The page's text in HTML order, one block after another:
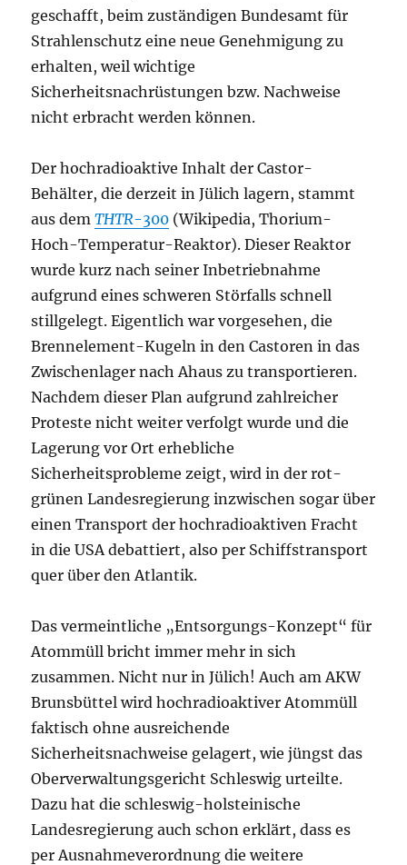
geschafft, beim zuständigen Bundesamt für
Strahlenschutz eine neue Genehmigung zu
erhalten, weil wichtige
Sicherheitsnachrüstungen bzw. Nachweise
nicht erbracht werden können.
Der hochradioaktive Inhalt der Castor-
Behälter, die derzeit in Jülich lagern, stammt
aus demTHTR-300 (Wikipedia, Thorium-
Hoch-Temperatur-Reaktor). Dieser Reaktor
wurde kurz nach seiner Inbetriebnahme
aufgrund eines schweren Störfalls schnell
stillgelegt. Eigentlich war vorgesehen, die
Brennelement-Kugeln in den Castoren in das
Zwischenlager nach Ahaus zu transportieren.
Nachdem dieser Plan aufgrund zahlreicher
Proteste nicht weiter verfolgt wurde und die
Lagerung vor Ort erhebliche
Sicherheitsprobleme zeigt, wird in der rot-
grünen Landesregierung inzwischen sogar über
einen Transport der hochradioaktiven Fracht
in die USA debattiert, also per Schiffstransport
quer über den Atlantik.
Das vermeintliche „Entsorgungs-Konzept“ für
Atommüll bricht immer mehr in sich
zusammen. Nicht nur in Jülich! Auch am AKW
Brunsbüttel wird hochradioaktiver Atommüll
faktisch ohne ausreichende
Sicherheitsnachweise gelagert, wie jüngst das
Oberverwaltungsgericht Schleswig urteilte.
Dazu hat die schleswig-holsteinische
Landesregierung auch schon erklärt, dass es
per Ausnahmeverordnung die weitere